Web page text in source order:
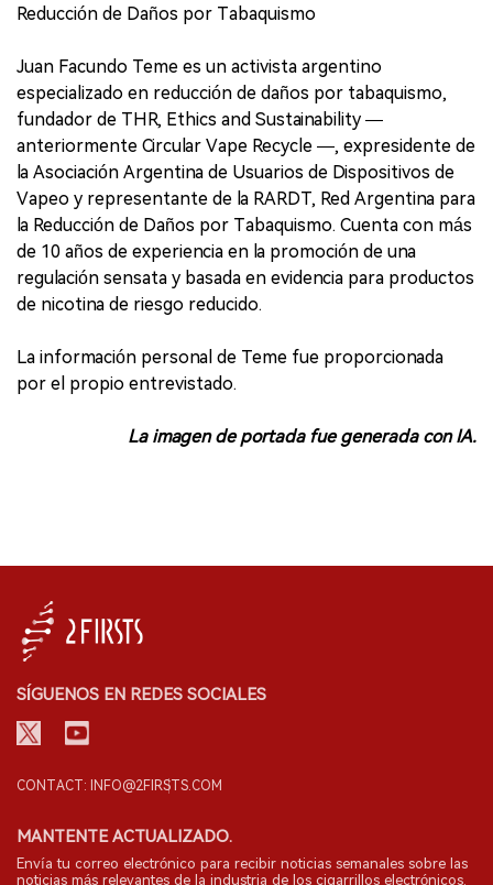
Reducción de Daños por Tabaquismo
Juan Facundo Teme es un activista argentino
especializado en reducción de daños por tabaquismo,
fundador de THR, Ethics and Sustainability —
anteriormente Circular Vape Recycle —, expresidente de
la Asociación Argentina de Usuarios de Dispositivos de
Vapeo y representante de la RARDT, Red Argentina para
la Reducción de Daños por Tabaquismo. Cuenta con más
de 10 años de experiencia en la promoción de una
regulación sensata y basada en evidencia para productos
de nicotina de riesgo reducido.
La información personal de Teme fue proporcionada
por el propio entrevistado.
La imagen de portada fue generada con IA.
SÍGUENOS EN REDES SOCIALES
CONTACT: INFO@2FIRSTS.COM
MANTENTE ACTUALIZADO.
Envía tu correo electrónico para recibir noticias semanales sobre las
noticias más relevantes de la industria de los cigarrillos electrónicos.